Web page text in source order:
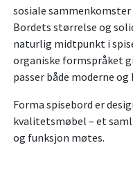
sosiale
Bordets størrelse og
naturlig midtpunkt i
organiske formspråket
passer både moderne
Forma spisebord er
kvalitetsmøbel – et
og funksjon møtes.